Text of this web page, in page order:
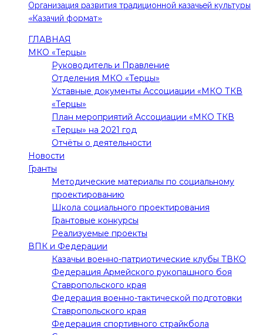
Организация развития традиционной казачьей культуры
«Казачий формат»
ГЛАВНАЯ
МКО «Терцы»
Руководитель и Правление
Отделения МКО «Терцы»
Уставные документы Ассоциации «МКО ТКВ
«Терцы»
План мероприятий Ассоциации «МКО ТКВ
«Терцы» на 2021 год
Отчёты о деятельности
Новости
Гранты
Методические материалы по социальному
проектированию
Школа социального проектирования
Грантовые конкурсы
Реализуемые проекты
ВПК и Федерации
Казачьи военно-патриотические клубы ТВКО
Федерация Армейского рукопашного боя
Ставропольского края
Федерация военно-тактической подготовки
Ставропольского края
Федерация спортивного страйкбола